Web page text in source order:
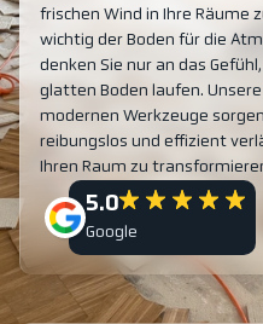
frischen Wind in Ihre Räume
wichtig der Boden für die
denken Sie nur an das
glatten Boden laufen.
modernen Werkzeuge
reibungslos und effizient
Ihren Raum zu
5.0
Google